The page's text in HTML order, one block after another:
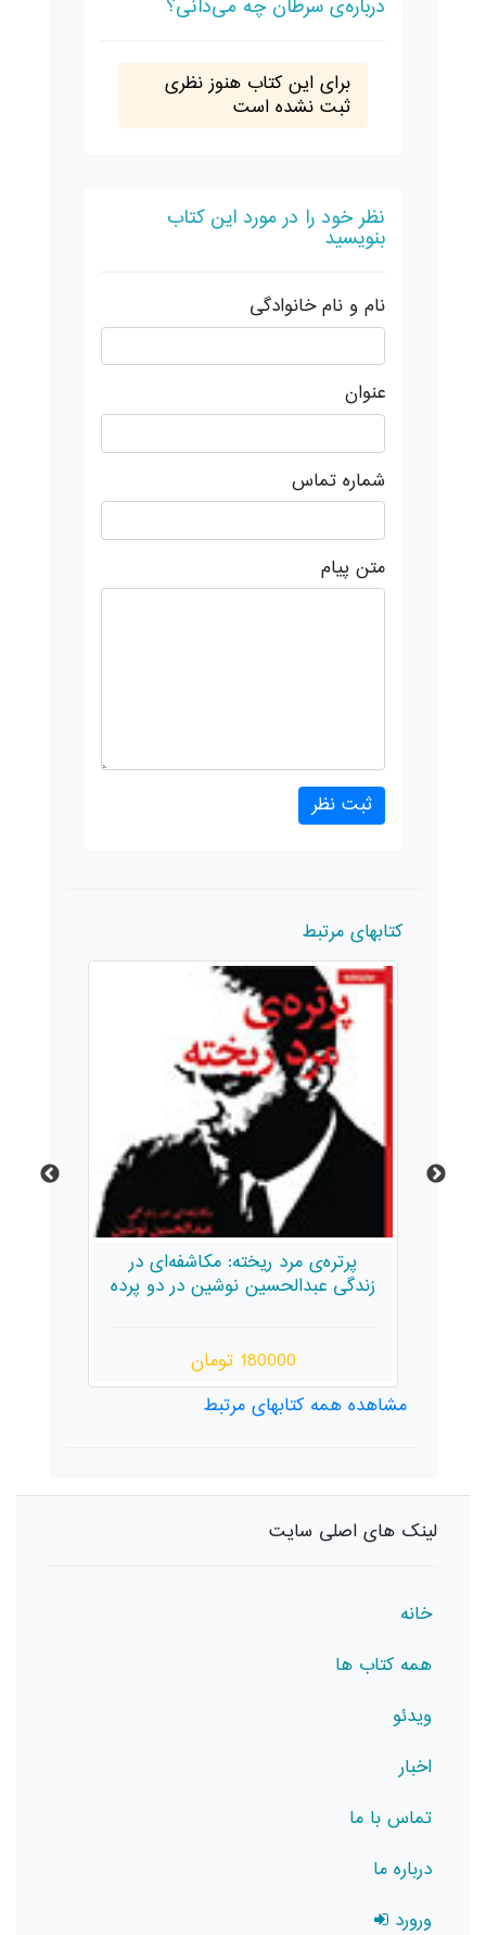
درباره‌ی سرطان چه می‌دانی؟
برای این کتاب هنوز نظری
ثبت نشده است
نظر خود را در مورد این کتاب
بنویسید
نام و نام خانوادگی
عنوان
شماره تماس
متن پیام
کتابهای مرتبط
پرتره‌ی مرد ریخته: مکاشفه‌ای در
زندگی عبدالحسین نوشین در دو پرده
180000 تومان
مشاهده همه کتابهای مرتبط
لینک های اصلی سایت
خانه
همه کتاب ها
ویدئو
اخبار
تماس با ما
درباره ما
ورورد